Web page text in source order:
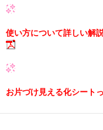
使い方について詳しい解
お片づけ見える化シート